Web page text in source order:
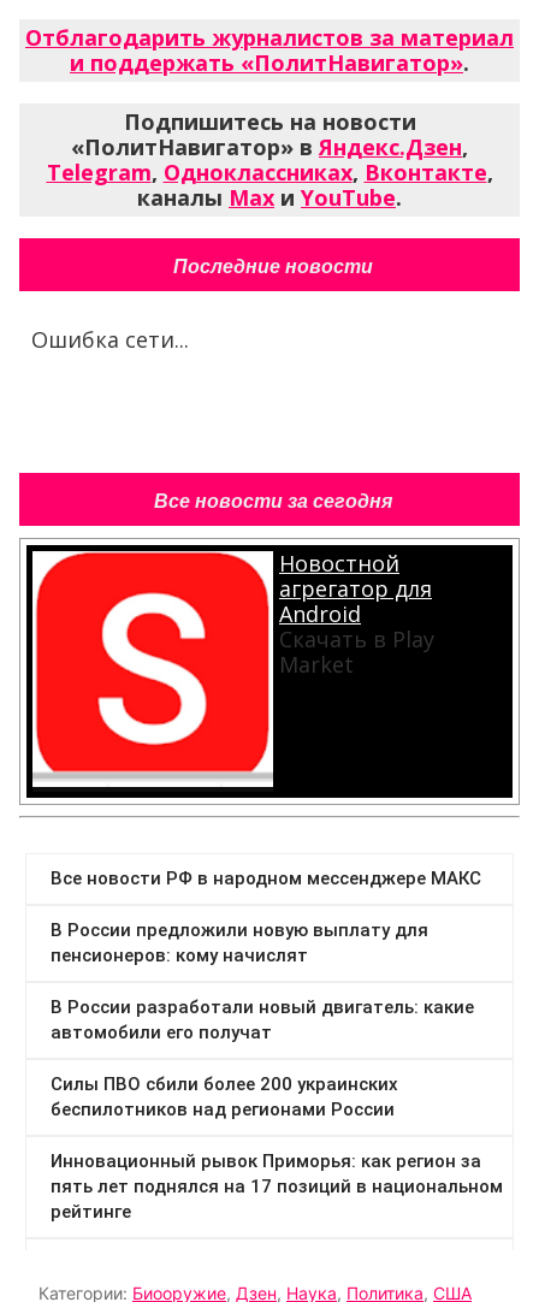
Отблагодарить журналистов за материал
и поддержать «ПолитНавигатор».
Подпишитесь на новости
«ПолитНавигатор» вЯндекс.Дзен,
Telegram, Одноклассниках, Вконтакте,
каналы Max и YouTube.
Последние новости
Ошибка сети...
Все новости за сегодня
Новостной
агрегатор для
Android
Скачать в Play
Market
Категории: Биооружие, Дзен, Наука, Политика, США